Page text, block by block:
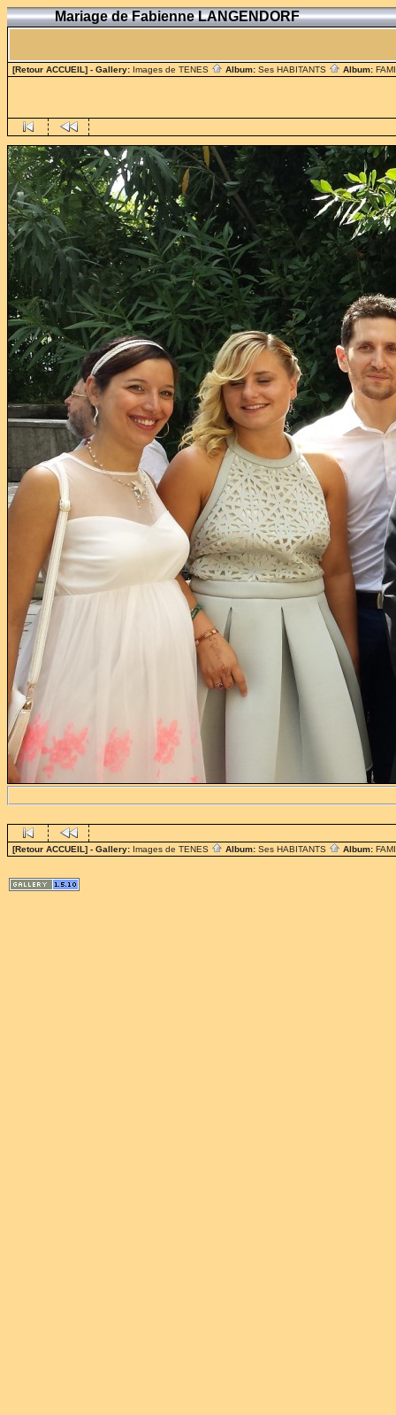
Mariage de Fabienne LANGENDORF
[Retour ACCUEIL] - Gallery: Images de TENES Album: Ses HABITANTS Album:
[Retour ACCUEIL] - Gallery: Images de TENES Album: Ses HABITANTS Album: